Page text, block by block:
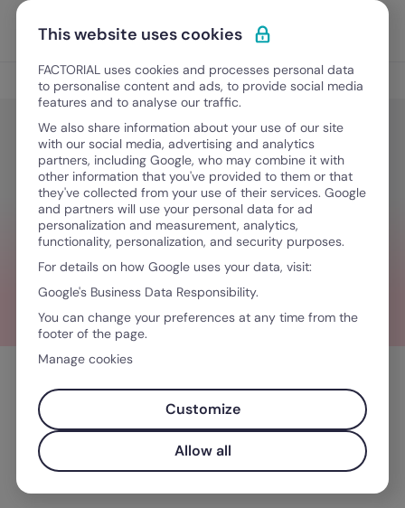
Ir al contenido
Pedir una demo
Gestión del tiempo
Gestión del tiempo
Licencia sin goce de sueldo: qué
debes tener en cuenta
July 29, 2025· 4 minutos de lectura
Tabla de contenidos
Escrito por
Clarissa Collar
This website uses cookies
FACTORIAL uses cookies and processes personal data
to personalise content and ads, to provide social media
features and to analyse our traffic.
We also share information about your use of our site
with our social media, advertising and analytics
partners, including Google, who may combine it with
other information that you've provided to them or that
they've collected from your use of their services. Google
and partners will use your personal data for ad
personalization and measurement, analytics,
functionality, personalization, and security purposes.
For details on how Google uses your data, visit:
Google's Business Data Responsibility.
You can change your preferences at any time from the
footer of the page.
Manage cookies
Customize
Allow all